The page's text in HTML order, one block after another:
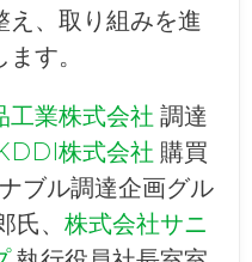
え、取り組みを進
す。
工業株式会社 調達
株式会社 購買
ブル調達企画グル
、 株式会社サニ